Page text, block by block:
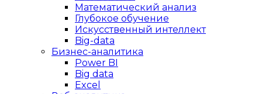
Математический анализ
Глубокое обучение
Искусственный интеллект
Big-data
Бизнес-аналитика
Power BI
Big data
Excel